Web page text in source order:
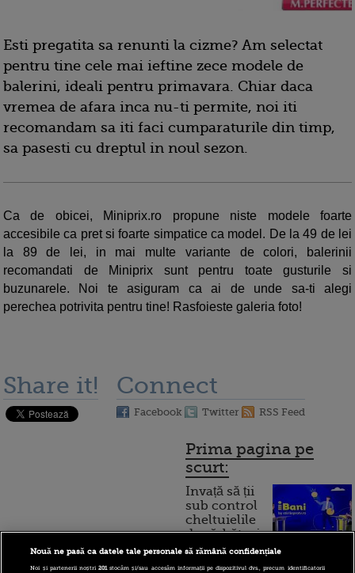
Esti pregatita sa renunti la cizme? Am selectat
pentru tine cele mai ieftine zece modele de
balerini, ideali pentru primavara. Chiar daca
vremea de afara inca nu-ti permite, noi iti
recomandam sa iti faci cumparaturile din timp,
sa pasesti cu dreptul in noul sezon.
Ca de obicei, Miniprix.ro propune niste modele foarte
accesibile ca pret si foarte simpatice ca model. De la 49 de lei
la 89 de lei, in mai multe variante de colori, balerinii
recomandati de Miniprix sunt pentru toate gusturile si
buzunarele. Noi te asiguram ca ai de unde sa-ti alegi
perechea potrivita pentru tine! Rasfoieste galeria foto!
Share it! Connect
Facebook Twitter RSS Feed
Prima pagina pe
scurt:
Invață să ții
sub control
cheltuielile
de sărbători.
Cum
Nouă ne pasă ca datele tale personale să rămână confidențiale
Noi și partenerii noștri201stocăm și/sau accesăm informații pe dispozitivul dvs., precum identificatorii